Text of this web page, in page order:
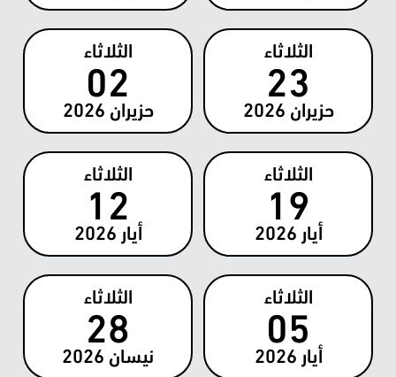
الثلاثاء
23
حزيران 2026
الثلاثاء
02
حزيران 2026
الثلاثاء
19
أيار 2026
الثلاثاء
12
أيار 2026
الثلاثاء
05
أيار 2026
الثلاثاء
28
نيسان 2026